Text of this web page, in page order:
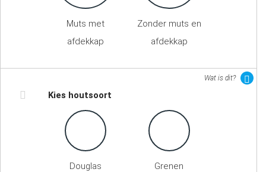
Muts met
afdekkap
Zonder muts en
afdekkap
Wat is dit?
Kies houtsoort
Douglas
Grenen